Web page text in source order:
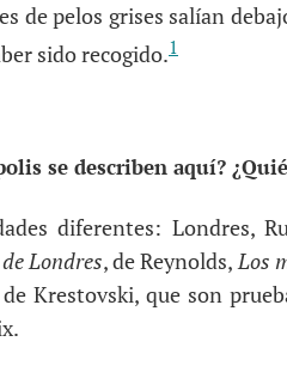
de pelos grises salían
sido recogido.1
se describen aquí?
diferentes: Londres,
Londres, de Reynolds,Los
de Krestovski, que son